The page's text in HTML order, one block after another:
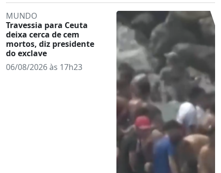
MUNDO
Travessia para Ceuta
deixa cerca de cem
mortos, diz presidente
do exclave
06/08/2026 às 17h23